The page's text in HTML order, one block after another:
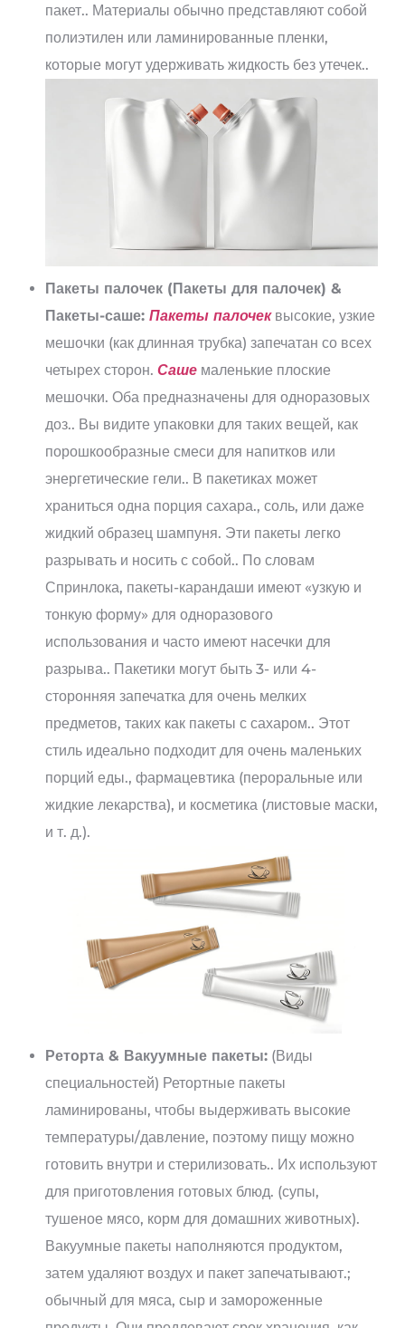
пакет.. Материалы обычно представляют собой
полиэтилен или ламинированные пленки,
которые могут удерживать жидкость без утечек..
Пакеты палочек (Пакеты для палочек) &
Пакеты-саше: Пакеты палочеквысокие, узкие
мешочки (как длинная трубка) запечатан со всех
четырех сторон. Саше маленькие плоские
мешочки. Оба предназначены для одноразовых
доз.. Вы видите упаковки для таких вещей, как
порошкообразные смеси для напитков или
энергетические гели.. В пакетиках может
храниться одна порция сахара., соль, или даже
жидкий образец шампуня. Эти пакеты легко
разрывать и носить с собой.. По словам
Спринлока, пакеты-карандаши имеют «узкую и
тонкую форму» для одноразового
использования и часто имеют насечки для
разрыва.. Пакетики могут быть 3- или 4-
сторонняя запечатка для очень мелких
предметов, таких как пакеты с сахаром.. Этот
стиль идеально подходит для очень маленьких
порций еды., фармацевтика (пероральные или
жидкие лекарства), и косметика (листовые маски,
и т. д.).
Реторта & Вакуумные пакеты: (Виды
специальностей) Ретортные пакеты
ламинированы, чтобы выдерживать высокие
температуры/давление, поэтому пищу можно
готовить внутри и стерилизовать.. Их используют
для приготовления готовых блюд. (супы,
тушеное мясо, корм для домашних животных).
Вакуумные пакеты наполняются продуктом,
затем удаляют воздух и пакет запечатывают.;
обычный для мяса, сыр и замороженные